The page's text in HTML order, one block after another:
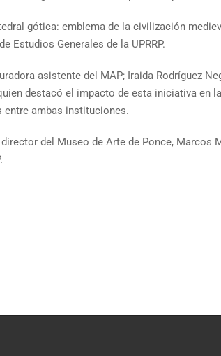
gótica: emblema de la civilización
Estudios Generales de la UPRRP.
asistente del MAP; Iraida Rodríguez
destacó el impacto de esta iniciativa en
ambas instituciones.
del Museo de Arte de Ponce, Marcos